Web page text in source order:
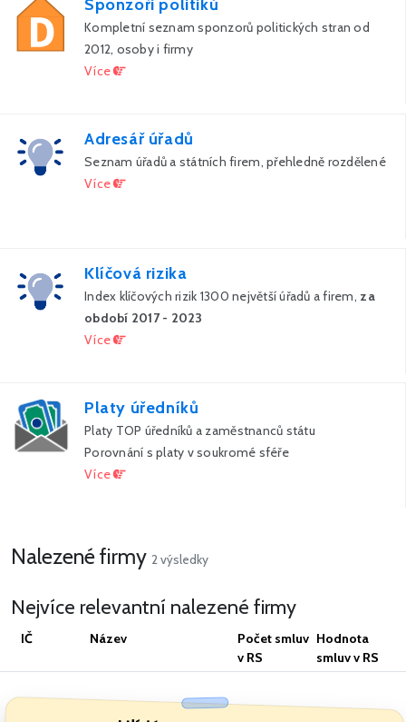
Sponzoři politiků
Kompletní seznam sponzorů politických stran od
2012, osoby i firmy
Více
Adresář úřadů
Seznam úřadů a státních firem, přehledně rozdělené
Více
Klíčová rizika
Index klíčových rizik 1300 největší úřadů a firem, za
období 2017 - 2023
Více
Platy úředníků
Platy TOP úředníků a zaměstnanců státu
Porovnání s platy v soukromé sféře
Více
Nalezené firmy 2 výsledky
Nejvíce relevantní nalezené firmy
IČ Název
Počet smluv
v RS
Hodnota
smluv v RS